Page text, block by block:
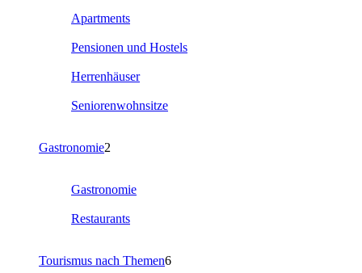
Apartments
Pensionen und Hostels
Herrenhäuser
Seniorenwohnsitze
Gastronomie2
Gastronomie
Restaurants
Tourismus nach Themen6